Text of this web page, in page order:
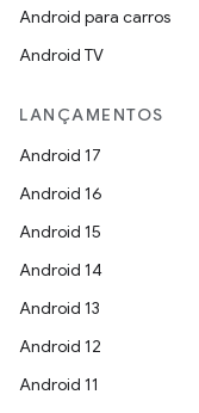
Android para carros
Android TV
LANÇAMENTOS
Android 17
Android 16
Android 15
Android 14
Android 13
Android 12
Android 11